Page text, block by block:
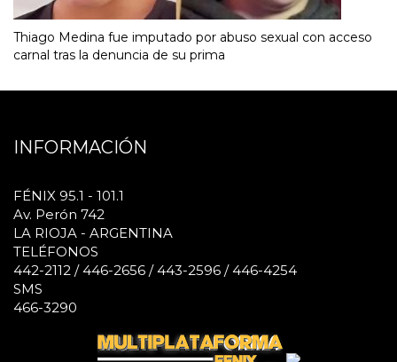
Thiago Medina fue imputado por abuso sexual con acceso
carnal tras la denuncia de su prima
INFORMACIÓN
FÉNIX 95.1 - 101.1
Av. Perón 742
LA RIOJA - ARGENTINA
TELÉFONOS
442-2112 / 446-2656 / 443-2596 / 446-4254
SMS
466-3290